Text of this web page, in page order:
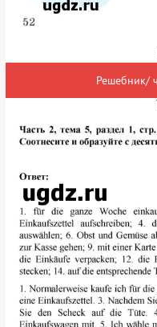
Решебник/